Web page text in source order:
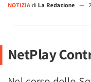
NOTIZIAdi La Redazione —
NetPlay